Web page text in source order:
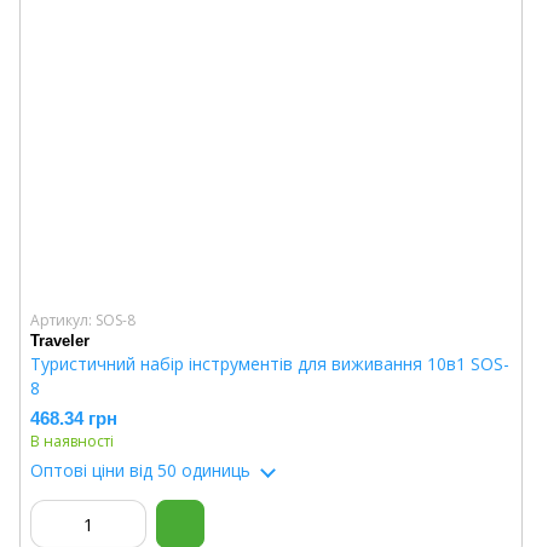
Артикул: SOS-8
Traveler
Туристичний набір інструментів для виживання 10в1 SOS-
8
468.34 грн
В наявності
Оптові ціни від 50 одиниць